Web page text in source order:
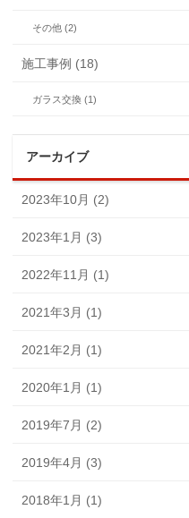
その他 (2)
施工事例 (18)
ガラス交換 (1)
アーカイブ
2023年10月 (2)
2023年1月 (3)
2022年11月 (1)
2021年3月 (1)
2021年2月 (1)
2020年1月 (1)
2019年7月 (2)
2019年4月 (3)
2018年1月 (1)